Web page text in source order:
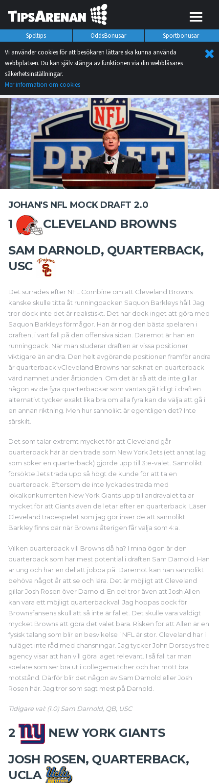
Speltips OddsBonusar
Sportbonusar
Vi använder cookies för att besökaren lättare ska kunna använda
webbplatsen. Du kan själv stänga av funktionen via din webbläsares
säkerhetsinställningar.
Mer information om cookies
JOHAN'S NFL MOCK DRAFT 2.0
1
CLEVELAND BROWNS
SAM DARNOLD, QUARTERBACK,
USC
Det surrades efter NFL Combine om att Cleveland Browns
kanske skulle titta åt runningbacken Saquon Barkleys håll. Jag
tror dock inte det är realistiskt. Det har dock inget att göra med
Saquon Barkleys förmågor. Han är nog den bästa spelaren i
draften, i vart fall på den offensiva sidan. Däremot är han en
runningback. När man studerar draften är vissa positioner
viktigare än andra. Den helt avgörande positionen framför andra
är quarterback.vCleveland Browns har saknat en quarterback
värd namnet under årtionden. Om det är så att de inte gillar
någon av de fyra quarterbackar som väntas gå tidigt i draften
alternativt tycker exakt lika bra om alla fyra kan de välja att gå i
en annan riktning. Men hur sannolikt är egentligen det? Inte
särskilt.
Det som talar extremt mycket för att Cleveland går
quarterback här är den trade som New York Jets (ett annat lag
som söker en quarterback) gjorde upp till 3:e-valet. Sannolikt
försökte Jets trada upp så högt de kunde för att ta en
quarterback. Eftersom de inte lyckades trada med
lokalkonkurrenten New York Giants upp till andravalet talar
mycket för att Giants även de letar efter en quarterback. Läser
Cleveland tradespelet som jag gör inser de att sannolikt
Barkley finns där när Browns återigen får välja som 4:a.
Vilken quarterback vill Browns då ha? I mina ögon är den
quarterback som har mest potential i draften Sam Darnold. Han
är ung och har en del att jobba på. Däremot kan han sannolikt
behöva något år att se och lära. Det är möjligt att Cleveland
gillar Josh Rosen över Darnold. En del tror även att Josh Allen
kan vara ett möjligt quarterbackval. Jag hoppas dock för
Brownsfansens skull att så inte är fallet. Det skulle vara väldigt
mycket Browns att göra det valet bara. Risken för att Allen är en
fysisk talang som blir en besvikelse i NFL är stor. Cleveland har i
nuläget inte råd med chansningar. Jag tycker John Dorseys free
agency visar att han vill göra laget relevant. I så fall tar man
spelare som ser bra ut i collegematcher och har mött bra
motstånd. Därför blir det någon av Sam Darnold eller Josh
Rosen här. Jag tror som sagt mest på Darnold.
Tidigare val: (1.0) Sam Darnold, QB, USC
2
NEW YORK GIANTS
JOSH ROSEN, QUARTERBACK,
UCLA